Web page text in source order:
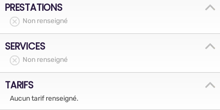
PRESTATIONS
Non renseigné
SERVICES
Non renseigné
TARIFS
Aucun tarif renseigné.